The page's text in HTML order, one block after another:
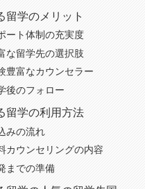
留学のメリット
ート体制の充実度
な留学先の選択肢
豊富なカウンセラー
後のフォロー
留学の利用方法
みの流れ
カウンセリングの内容
までの準備